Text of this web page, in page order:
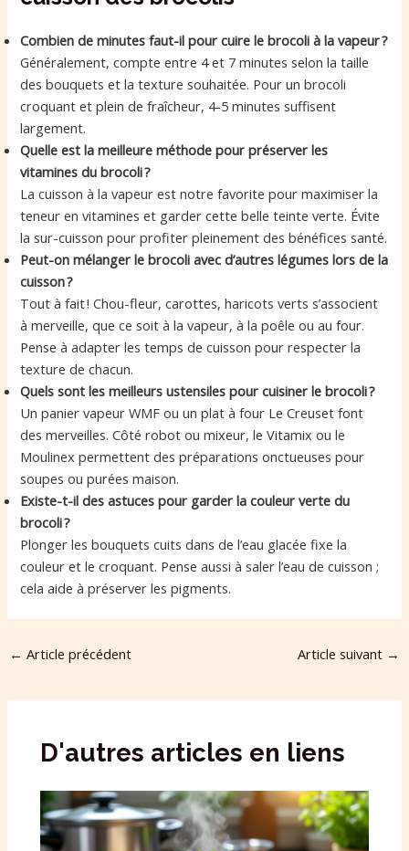
Combien de minutes faut-il pour cuire le brocoli à la vapeur ?
Généralement, compte entre 4 et 7 minutes selon la taille
des bouquets et la texture souhaitée. Pour un brocoli
croquant et plein de fraîcheur, 4-5 minutes suffisent
largement.
Quelle est la meilleure méthode pour préserver les
vitamines du brocoli ?
La cuisson à la vapeur est notre favorite pour maximiser la
teneur en vitamines et garder cette belle teinte verte. Évite
la sur-cuisson pour profiter pleinement des bénéfices santé.
Peut-on mélanger le brocoli avec d’autres légumes lors de la
cuisson ?
Tout à fait ! Chou-fleur, carottes, haricots verts s’associent
à merveille, que ce soit à la vapeur, à la poêle ou au four.
Pense à adapter les temps de cuisson pour respecter la
texture de chacun.
Quels sont les meilleurs ustensiles pour cuisiner le brocoli ?
Un panier vapeur WMF ou un plat à four Le Creuset font
des merveilles. Côté robot ou mixeur, le Vitamix ou le
Moulinex permettent des préparations onctueuses pour
soupes ou purées maison.
Existe-t-il des astuces pour garder la couleur verte du
brocoli ?
Plonger les bouquets cuits dans de l’eau glacée fixe la
couleur et le croquant. Pense aussi à saler l’eau de cuisson ;
cela aide à préserver les pigments.
← Article précédent Article suivant →
D'autres articles en liens